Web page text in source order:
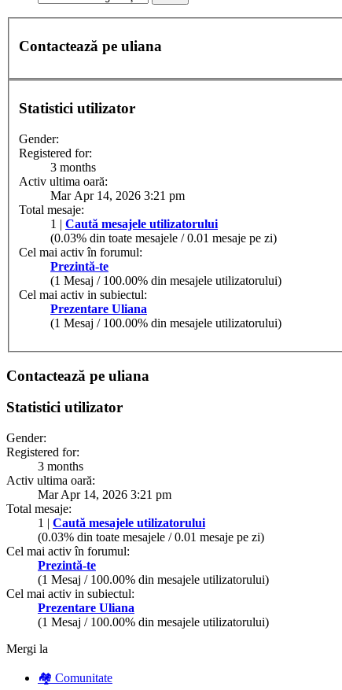
Contactează pe uliana
Statistici utilizator
Gender:
Registered for:
3 months
Activ ultima oară:
Mar Apr 14, 2026 3:21 pm
Total mesaje:
1 | Caută mesajele utilizatorului
(0.03% din toate mesajele / 0.01 mesaje pe zi)
Cel mai activ în forumul:
Prezintă-te
(1 Mesaj / 100.00% din mesajele utilizatorului)
Cel mai activ in subiectul:
Prezentare Uliana
(1 Mesaj / 100.00% din mesajele utilizatorului)
Contactează pe uliana
Statistici utilizator
Gender:
Registered for:
3 months
Activ ultima oară:
Mar Apr 14, 2026 3:21 pm
Total mesaje:
1 | Caută mesajele utilizatorului
(0.03% din toate mesajele / 0.01 mesaje pe zi)
Cel mai activ în forumul:
Prezintă-te
(1 Mesaj / 100.00% din mesajele utilizatorului)
Cel mai activ in subiectul:
Prezentare Uliana
(1 Mesaj / 100.00% din mesajele utilizatorului)
Mergi la
🏘️ Comunitate